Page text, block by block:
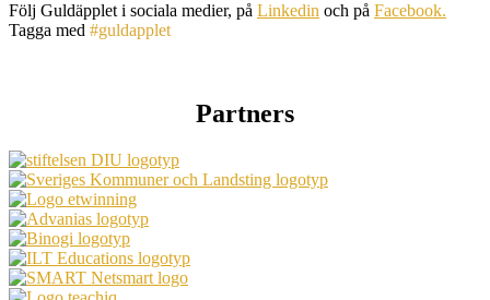
Följ Guldäpplet i sociala medier, på Linkedin och på Facebook.
Tagga med #guldapplet
Partners